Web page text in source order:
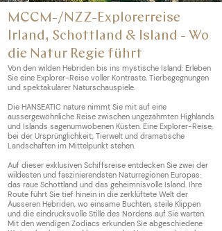
MCCM-/NZZ-Explorerreise
Irland, Schottland & Island - Wo
die Natur Regie führt
Von den wilden Hebriden bis ins mystische Island: Erleben
Sie eine Explorer-Reise voller Kontraste, Tierbegegnungen
und spektakulärer Naturschauspiele.
Die HANSEATIC nature nimmt Sie mit auf eine
aussergewöhnliche Reise zwischen ungezähmten Highlands
und Islands sagenumwobenen Küsten. Eine Explorer-Reise,
bei der Ursprünglichkeit, Tierwelt und dramatische
Landschaften im Mittelpunkt stehen.
Auf dieser exklusiven Schiffsreise entdecken Sie zwei der
wildesten und faszinierendsten Naturregionen Europas:
das raue Schottland und das geheimnisvolle Island. Ihre
Route führt Sie tief hinein in die zerklüftete Welt der
Äusseren Hebriden, wo einsame Buchten, steile Klippen
und die eindrucksvolle Stille des Nordens auf Sie warten.
Mit den wendigen Zodiacs erkunden Sie abgeschiedene